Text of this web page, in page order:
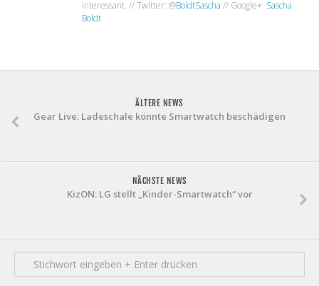
interessant. // Twitter: @BoldtSascha // Google+: Sascha
Boldt
ÄLTERE NEWS
Gear Live: Ladeschale könnte Smartwatch beschädigen
NÄCHSTE NEWS
KizON: LG stellt „Kinder-Smartwatch“ vor